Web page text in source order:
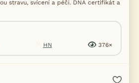
stravu, svícení a péči. DNA certifikát a
HN 376×